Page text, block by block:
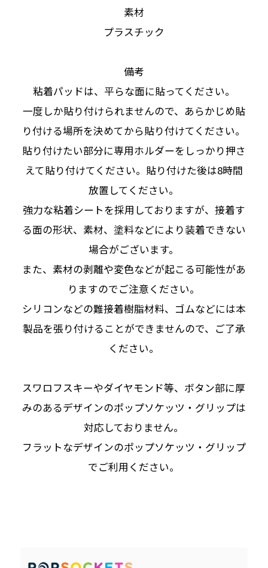
素材
プラスチック
備考
粘着パッドは、平らな面に貼ってください。
一度しか貼り付けられませんので、あらかじめ貼
り付ける場所を決めてから貼り付けてください。
貼り付けたい部分に専用ホルダーをしっかり押さ
えて貼り付けてください。貼り付けた後は8時間
放置してください。
強力な粘着シートを採用しておりますが、接着す
る面の形状、素材、塗料などにより装着できない
場合がございます。
また、素材の剥離や変色などが起こる可能性があ
りますのでご注意ください。
シリコンなどの難接着樹脂材料、ゴムなどには本
製品を張り付けることができませんので、ご了承
ください。
スワロフスキーやダイヤモンド等、ボタン部に厚
みのあるデザインのポップソケッツ・グリップは
対応しておりません。
フラットなデザインのポップソケッツ・グリップ
でご利用ください。